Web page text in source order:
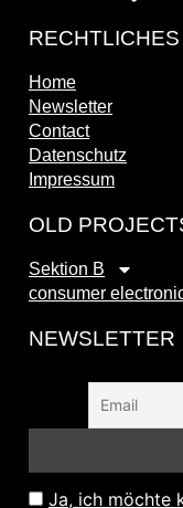
RECHTLICHES
Home
Newsletter
Contact
Datenschutz
Impressum
OLD
Sektion B
consumer
NEWSLETTER
Ja, ich möchte